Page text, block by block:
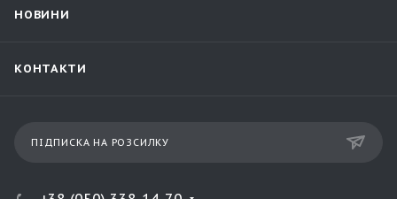
НОВИНИ
КОНТАКТИ
ПІДПИСКА НА РОЗСИЛКУ